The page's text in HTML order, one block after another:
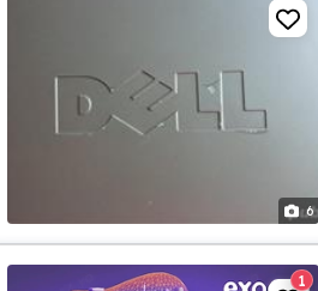
6
1